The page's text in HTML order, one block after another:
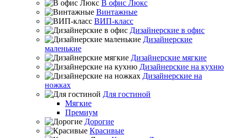
В офис Люкс
Винтажные
ВИП-класс
Дизайнерские в офис
Дизайнерские
маленькие
Дизайнерские мягкие
Дизайнерские на кухню
Дизайнерские на
ножках
Для гостиной
Мягкие
Премиум
Дорогие
Красивые